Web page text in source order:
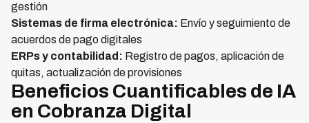
gestión
Sistemas de firma electrónica: Envío y seguimiento de
acuerdos de pago digitales
ERPs y contabilidad: Registro de pagos, aplicación de
quitas, actualización de provisiones
Beneficios Cuantificables de IA
en Cobranza Digital